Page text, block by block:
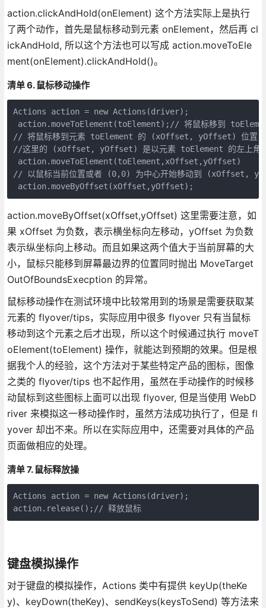
action.clickAndHold(onElement) 这个方法实际上是执行
了两个动作，首先是鼠标移动到元素 onElement，然后再 cl
ickAndHold, 所以这个方法也可以写成 action.moveToEle
ment(onElement).clickAndHold()。
清单 6. 鼠标移动操作
Actions action = new Actions(driver);
action.moveToElement(toElement);// 将鼠标移到
// 将鼠标移到元素 toElement 的 (xOffset, yOffset) 位置，
//这里的 (xOffset, yOffset) 是以元素 toElement 的左上
action.moveToElement(toElement,xOffset,yOffset)
// 以鼠标当前位置或者 (0,0) 为中心开始移动到 (xOffset,
action.moveByOffset(xOffset,yOffset);
action.moveByOffset(xOffset,yOffset) 这里需要注意，如
果 xOffset 为负数，表示横坐标向左移动，yOffset 为负数
表示纵坐标向上移动。而且如果这两个值大于当前屏幕的大
小，鼠标只能移到屏幕最边界的位置同时抛出 MoveTarget
OutOfBoundsExecption 的异常。
鼠标移动操作在测试环境中比较常用到的场景是需要获取某
元素的 flyover/tips，实际应用中很多 flyover 只有当鼠标
移动到这个元素之后才出现，所以这个时候通过执行 moveT
oElement(toElement) 操作，就能达到预期的效果。但是根
据我个人的经验，这个方法对于某些特定产品的图标，图像
之类的 flyover/tips 也不起作用，虽然在手动操作的时候移
动鼠标到这些图标上面可以出现 flyover, 但是当使用 WebD
river 来模拟这一移动操作时，虽然方法成功执行了，但是 fl
yover 却出不来。所以在实际应用中，还需要对具体的产品
页面做相应的处理。
清单 7. 鼠标释放操
Actions action = new Actions(driver);
action.release();// 释放鼠标
键盘模拟操作
对于键盘的模拟操作，Actions 类中有提供 keyUp(theKe
y)、keyDown(theKey)、sendKeys(keysToSend) 等方法来